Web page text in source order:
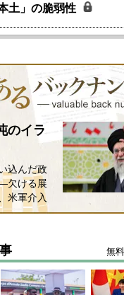
土」の脆弱性
のイラ
込んだ政
欠ける展
米軍介入
無